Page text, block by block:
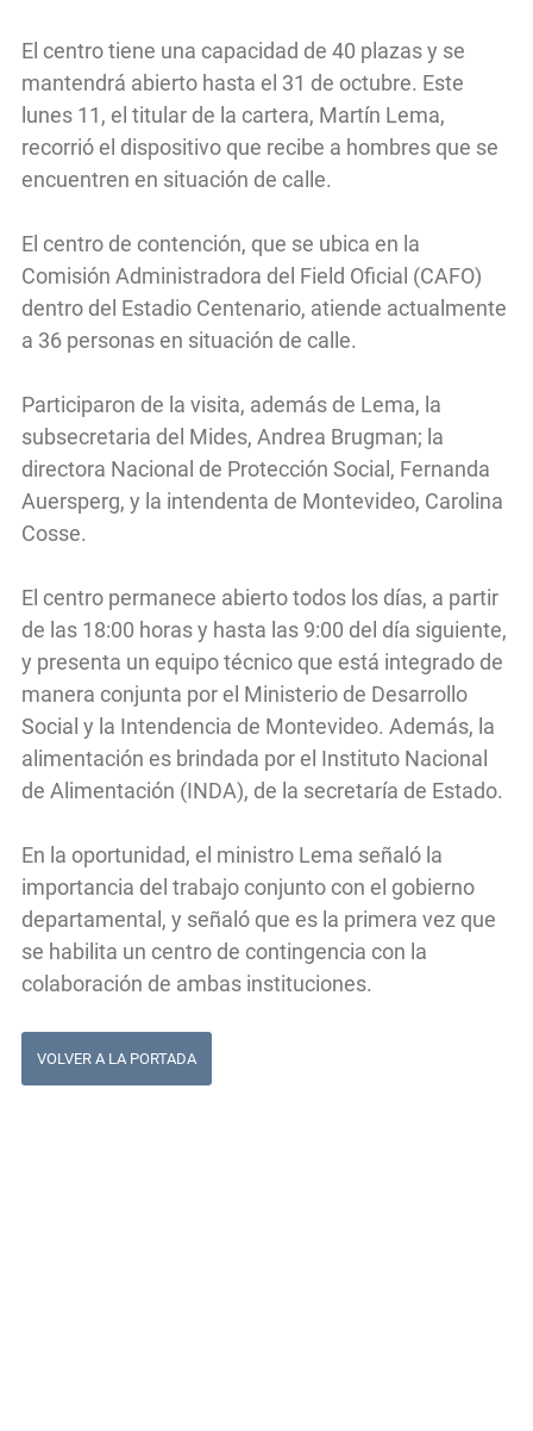
El centro tiene una capacidad de 40 plazas y se
mantendrá abierto hasta el 31 de octubre. Este
lunes 11, el titular de la cartera, Martín Lema,
recorrió el dispositivo que recibe a hombres que se
encuentren en situación de calle.
El centro de contención, que se ubica en la
Comisión Administradora del Field Oficial (CAFO)
dentro del Estadio Centenario, atiende actualmente
a 36 personas en situación de calle.
Participaron de la visita, además de Lema, la
subsecretaria del Mides, Andrea Brugman; la
directora Nacional de Protección Social, Fernanda
Auersperg, y la intendenta de Montevideo, Carolina
Cosse.
El centro permanece abierto todos los días, a partir
de las 18:00 horas y hasta las 9:00 del día siguiente,
y presenta un equipo técnico que está integrado de
manera conjunta por el Ministerio de Desarrollo
Social y la Intendencia de Montevideo. Además, la
alimentación es brindada por el Instituto Nacional
de Alimentación (INDA), de la secretaría de Estado.
En la oportunidad, el ministro Lema señaló la
importancia del trabajo conjunto con el gobierno
departamental, y señaló que es la primera vez que
se habilita un centro de contingencia con la
colaboración de ambas instituciones.
VOLVER A LA PORTADA